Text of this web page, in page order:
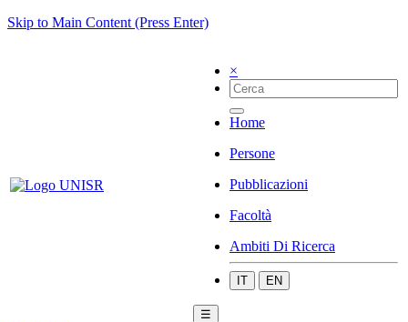
Skip to Main Content (Press Enter)
×
Home
Persone
Pubblicazioni
Facoltà
Ambiti Di Ricerca
IT EN
☰